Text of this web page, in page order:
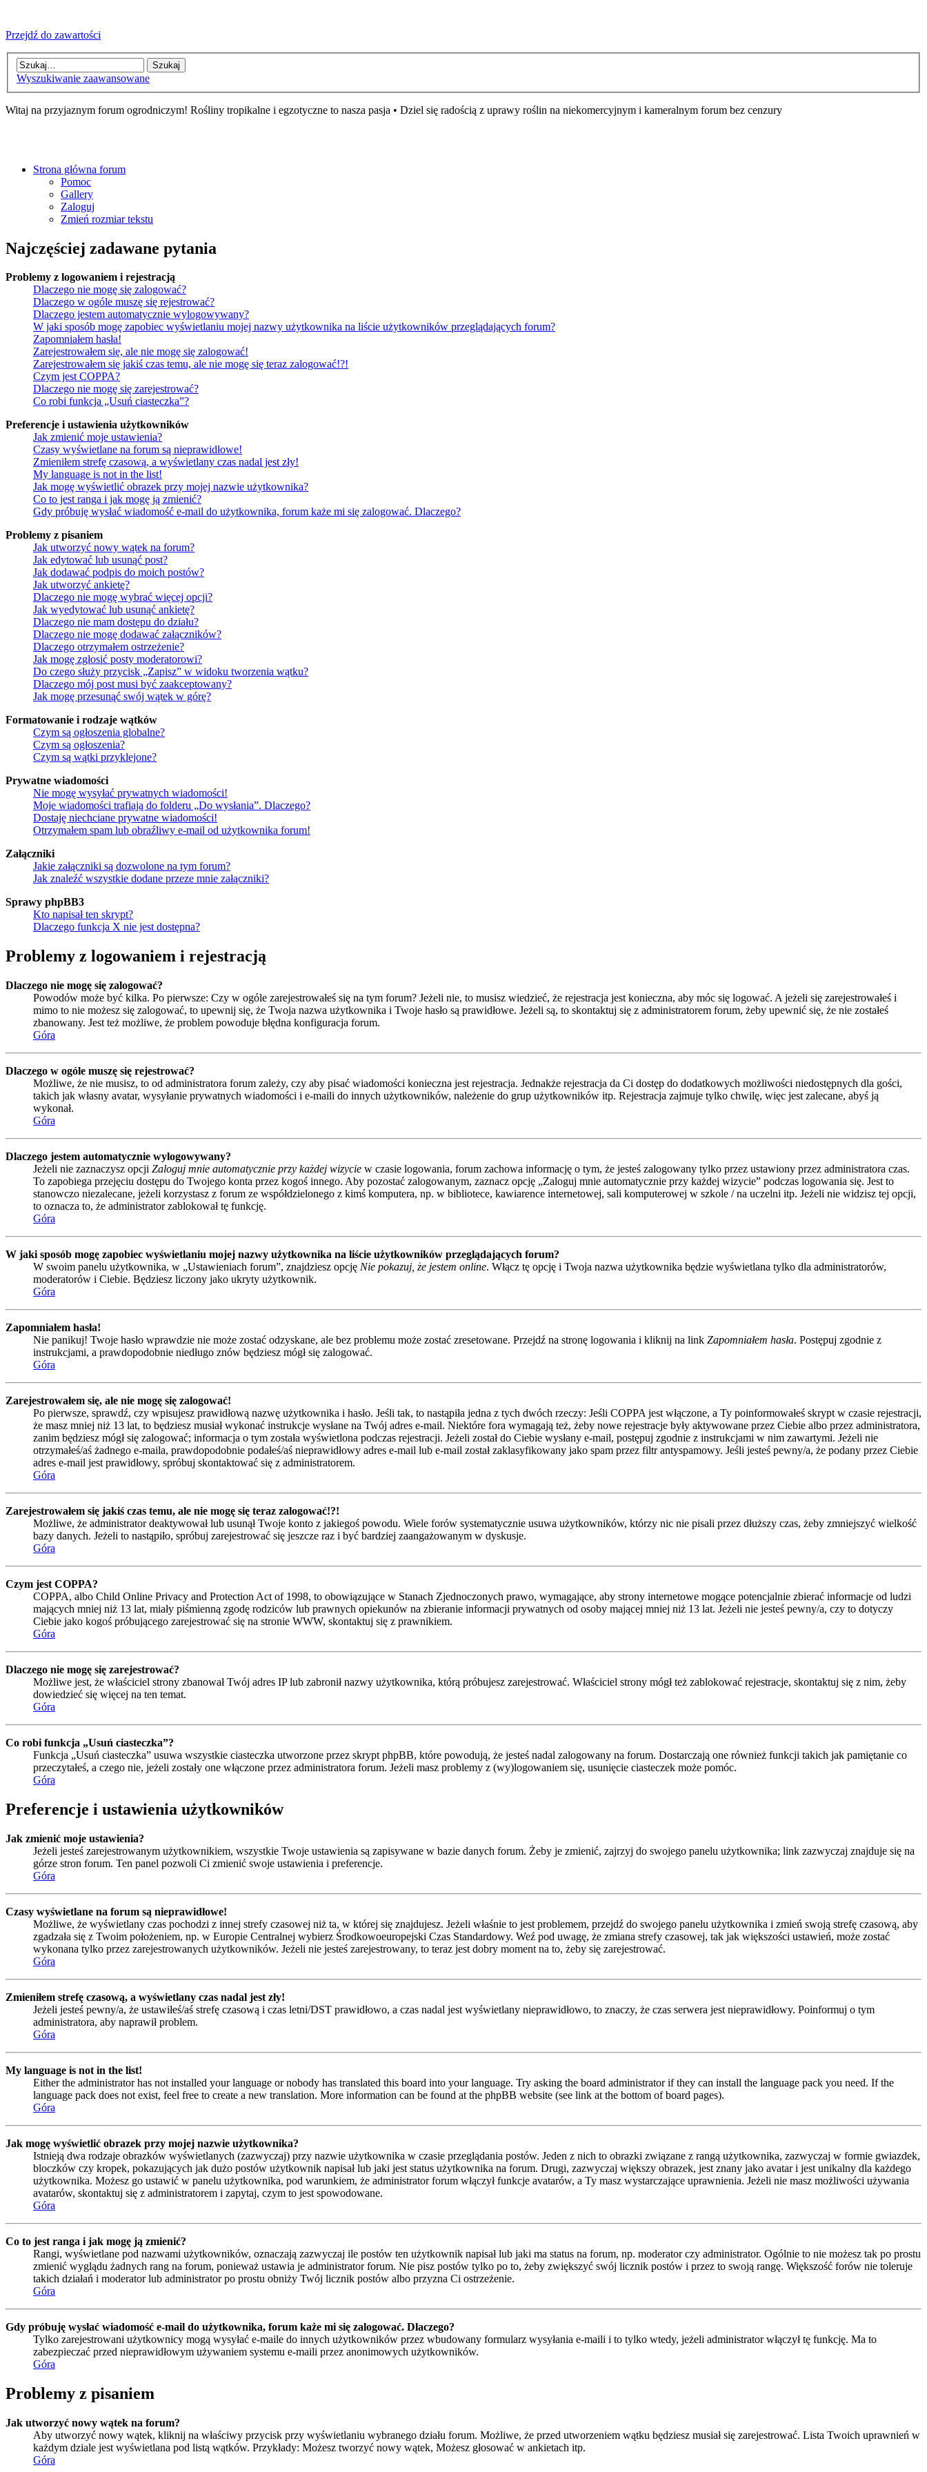
Przejdź do zawartości
Wyszukiwanie zaawansowane
Witaj na przyjaznym forum ogrodniczym! Rośliny tropikalne i egzotyczne to nasza pasja • Dziel się radością z uprawy roślin na niekomercyjnym i kameralnym forum bez cenzury
Strona główna forum
Pomoc
Gallery
Zaloguj
Zmień rozmiar tekstu
Najczęściej zadawane pytania
Problemy z logowaniem i rejestracją
Dlaczego nie mogę się zalogować?
Dlaczego w ogóle muszę się rejestrować?
Dlaczego jestem automatycznie wylogowywany?
W jaki sposób mogę zapobiec wyświetlaniu mojej nazwy użytkownika na liście użytkowników przeglądających forum?
Zapomniałem hasła!
Zarejestrowałem się, ale nie mogę się zalogować!
Zarejestrowałem się jakiś czas temu, ale nie mogę się teraz zalogować!?!
Czym jest COPPA?
Dlaczego nie mogę się zarejestrować?
Co robi funkcja „Usuń ciasteczka”?
Preferencje i ustawienia użytkowników
Jak zmienić moje ustawienia?
Czasy wyświetlane na forum są nieprawidłowe!
Zmieniłem strefę czasową, a wyświetlany czas nadal jest zły!
My language is not in the list!
Jak mogę wyświetlić obrazek przy mojej nazwie użytkownika?
Co to jest ranga i jak mogę ją zmienić?
Gdy próbuję wysłać wiadomość e-mail do użytkownika, forum każe mi się zalogować. Dlaczego?
Problemy z pisaniem
Jak utworzyć nowy wątek na forum?
Jak edytować lub usunąć post?
Jak dodawać podpis do moich postów?
Jak utworzyć ankietę?
Dlaczego nie mogę wybrać więcej opcji?
Jak wyedytować lub usunąć ankietę?
Dlaczego nie mam dostępu do działu?
Dlaczego nie mogę dodawać załączników?
Dlaczego otrzymałem ostrzeżenie?
Jak mogę zgłosić posty moderatorowi?
Do czego służy przycisk „Zapisz” w widoku tworzenia wątku?
Dlaczego mój post musi być zaakceptowany?
Jak mogę przesunąć swój wątek w górę?
Formatowanie i rodzaje wątków
Czym są ogłoszenia globalne?
Czym są ogłoszenia?
Czym są wątki przyklejone?
Prywatne wiadomości
Nie mogę wysyłać prywatnych wiadomości!
Moje wiadomości trafiają do folderu „Do wysłania”. Dlaczego?
Dostaję niechciane prywatne wiadomości!
Otrzymałem spam lub obraźliwy e-mail od użytkownika forum!
Załączniki
Jakie załączniki są dozwolone na tym forum?
Jak znaleźć wszystkie dodane przeze mnie załączniki?
Sprawy phpBB3
Kto napisał ten skrypt?
Dlaczego funkcja X nie jest dostępna?
Problemy z logowaniem i rejestracją
Dlaczego nie mogę się zalogować?
Powodów może być kilka. Po pierwsze: Czy w ogóle zarejestrowałeś się na tym forum? Jeżeli nie, to musisz wiedzieć, że rejestracja jest konieczna, aby móc się logować. A jeżeli się zarejestrowałeś i
mimo to nie możesz się zalogować, to upewnij się, że Twoja nazwa użytkownika i Twoje hasło są prawidłowe. Jeżeli są, to skontaktuj się z administratorem forum, żeby upewnić się, że nie zostałeś
zbanowany. Jest też możliwe, że problem powoduje błędna konfiguracja forum.
Góra
Dlaczego w ogóle muszę się rejestrować?
Możliwe, że nie musisz, to od administratora forum zależy, czy aby pisać wiadomości konieczna jest rejestracja. Jednakże rejestracja da Ci dostęp do dodatkowych możliwości niedostępnych dla gości,
takich jak własny avatar, wysyłanie prywatnych wiadomości i e-maili do innych użytkowników, należenie do grup użytkowników itp. Rejestracja zajmuje tylko chwilę, więc jest zalecane, abyś ją
wykonał.
Góra
Dlaczego jestem automatycznie wylogowywany?
Jeżeli nie zaznaczysz opcji Zaloguj mnie automatycznie przy każdej wizycie w czasie logowania, forum zachowa informację o tym, że jesteś zalogowany tylko przez ustawiony przez administratora czas.
To zapobiega przejęciu dostępu do Twojego konta przez kogoś innego. Aby pozostać zalogowanym, zaznacz opcję „Zaloguj mnie automatycznie przy każdej wizycie” podczas logowania się. Jest to
stanowczo niezalecane, jeżeli korzystasz z forum ze współdzielonego z kimś komputera, np. w bibliotece, kawiarence internetowej, sali komputerowej w szkole / na uczelni itp. Jeżeli nie widzisz tej opcji,
to oznacza to, że administrator zablokował tę funkcję.
Góra
W jaki sposób mogę zapobiec wyświetlaniu mojej nazwy użytkownika na liście użytkowników przeglądających forum?
W swoim panelu użytkownika, w „Ustawieniach forum”, znajdziesz opcję Nie pokazuj, że jestem online. Włącz tę opcję i Twoja nazwa użytkownika będzie wyświetlana tylko dla administratorów,
moderatorów i Ciebie. Będziesz liczony jako ukryty użytkownik.
Góra
Zapomniałem hasła!
Nie panikuj! Twoje hasło wprawdzie nie może zostać odzyskane, ale bez problemu może zostać zresetowane. Przejdź na stronę logowania i kliknij na link Zapomniałem hasła. Postępuj zgodnie z
instrukcjami, a prawdopodobnie niedługo znów będziesz mógł się zalogować.
Góra
Zarejestrowałem się, ale nie mogę się zalogować!
Po pierwsze, sprawdź, czy wpisujesz prawidłową nazwę użytkownika i hasło. Jeśli tak, to nastąpiła jedna z tych dwóch rzeczy: Jeśli COPPA jest włączone, a Ty poinformowałeś skrypt w czasie rejestracji,
że masz mniej niż 13 lat, to będziesz musiał wykonać instrukcje wysłane na Twój adres e-mail. Niektóre fora wymagają też, żeby nowe rejestracje były aktywowane przez Ciebie albo przez administratora,
zanim będziesz mógł się zalogować; informacja o tym została wyświetlona podczas rejestracji. Jeżeli został do Ciebie wysłany e-mail, postępuj zgodnie z instrukcjami w nim zawartymi. Jeżeli nie
otrzymałeś/aś żadnego e-maila, prawdopodobnie podałeś/aś nieprawidłowy adres e-mail lub e-mail został zaklasyfikowany jako spam przez filtr antyspamowy. Jeśli jesteś pewny/a, że podany przez Ciebie
adres e-mail jest prawidłowy, spróbuj skontaktować się z administratorem.
Góra
Zarejestrowałem się jakiś czas temu, ale nie mogę się teraz zalogować!?!
Możliwe, że administrator deaktywował lub usunął Twoje konto z jakiegoś powodu. Wiele forów systematycznie usuwa użytkowników, którzy nic nie pisali przez dłuższy czas, żeby zmniejszyć wielkość
bazy danych. Jeżeli to nastąpiło, spróbuj zarejestrować się jeszcze raz i być bardziej zaangażowanym w dyskusje.
Góra
Czym jest COPPA?
COPPA, albo Child Online Privacy and Protection Act of 1998, to obowiązujące w Stanach Zjednoczonych prawo, wymagające, aby strony internetowe mogące potencjalnie zbierać informacje od ludzi
mających mniej niż 13 lat, miały piśmienną zgodę rodziców lub prawnych opiekunów na zbieranie informacji prywatnych od osoby mającej mniej niż 13 lat. Jeżeli nie jesteś pewny/a, czy to dotyczy
Ciebie jako kogoś próbującego zarejestrować się na stronie WWW, skontaktuj się z prawnikiem.
Góra
Dlaczego nie mogę się zarejestrować?
Możliwe jest, że właściciel strony zbanował Twój adres IP lub zabronił nazwy użytkownika, którą próbujesz zarejestrować. Właściciel strony mógł też zablokować rejestracje, skontaktuj się z nim, żeby
dowiedzieć się więcej na ten temat.
Góra
Co robi funkcja „Usuń ciasteczka”?
Funkcja „Usuń ciasteczka” usuwa wszystkie ciasteczka utworzone przez skrypt phpBB, które powodują, że jesteś nadal zalogowany na forum. Dostarczają one również funkcji takich jak pamiętanie co
przeczytałeś, a czego nie, jeżeli zostały one włączone przez administratora forum. Jeżeli masz problemy z (wy)logowaniem się, usunięcie ciasteczek może pomóc.
Góra
Preferencje i ustawienia użytkowników
Jak zmienić moje ustawienia?
Jeżeli jesteś zarejestrowanym użytkownikiem, wszystkie Twoje ustawienia są zapisywane w bazie danych forum. Żeby je zmienić, zajrzyj do swojego panelu użytkownika; link zazwyczaj znajduje się na
górze stron forum. Ten panel pozwoli Ci zmienić swoje ustawienia i preferencje.
Góra
Czasy wyświetlane na forum są nieprawidłowe!
Możliwe, że wyświetlany czas pochodzi z innej strefy czasowej niż ta, w której się znajdujesz. Jeżeli właśnie to jest problemem, przejdź do swojego panelu użytkownika i zmień swoją strefę czasową, aby
zgadzała się z Twoim położeniem, np. w Europie Centralnej wybierz Środkowoeuropejski Czas Standardowy. Weź pod uwagę, że zmiana strefy czasowej, tak jak większości ustawień, może zostać
wykonana tylko przez zarejestrowanych użytkowników. Jeżeli nie jesteś zarejestrowany, to teraz jest dobry moment na to, żeby się zarejestrować.
Góra
Zmieniłem strefę czasową, a wyświetlany czas nadal jest zły!
Jeżeli jesteś pewny/a, że ustawiłeś/aś strefę czasową i czas letni/DST prawidłowo, a czas nadal jest wyświetlany nieprawidłowo, to znaczy, że czas serwera jest nieprawidłowy. Poinformuj o tym
administratora, aby naprawił problem.
Góra
My language is not in the list!
Either the administrator has not installed your language or nobody has translated this board into your language. Try asking the board administrator if they can install the language pack you need. If the
language pack does not exist, feel free to create a new translation. More information can be found at the phpBB website (see link at the bottom of board pages).
Góra
Jak mogę wyświetlić obrazek przy mojej nazwie użytkownika?
Istnieją dwa rodzaje obrazków wyświetlanych (zazwyczaj) przy nazwie użytkownika w czasie przeglądania postów. Jeden z nich to obrazki związane z rangą użytkownika, zazwyczaj w formie gwiazdek,
bloczków czy kropek, pokazujących jak dużo postów użytkownik napisał lub jaki jest status użytkownika na forum. Drugi, zazwyczaj większy obrazek, jest znany jako avatar i jest unikalny dla każdego
użytkownika. Możesz go ustawić w panelu użytkownika, pod warunkiem, że administrator forum włączył funkcje avatarów, a Ty masz wystarczające uprawnienia. Jeżeli nie masz możliwości używania
avatarów, skontaktuj się z administratorem i zapytaj, czym to jest spowodowane.
Góra
Co to jest ranga i jak mogę ją zmienić?
Rangi, wyświetlane pod nazwami użytkowników, oznaczają zazwyczaj ile postów ten użytkownik napisał lub jaki ma status na forum, np. moderator czy administrator. Ogólnie to nie możesz tak po prostu
zmienić wyglądu żadnych rang na forum, ponieważ ustawia je administrator forum. Nie pisz postów tylko po to, żeby zwiększyć swój licznik postów i przez to swoją rangę. Większość forów nie toleruje
takich działań i moderator lub administrator po prostu obniży Twój licznik postów albo przyzna Ci ostrzeżenie.
Góra
Gdy próbuję wysłać wiadomość e-mail do użytkownika, forum każe mi się zalogować. Dlaczego?
Tylko zarejestrowani użytkownicy mogą wysyłać e-maile do innych użytkowników przez wbudowany formularz wysyłania e-maili i to tylko wtedy, jeżeli administrator włączył tę funkcję. Ma to
zabezpieczać przed nieprawidłowym używaniem systemu e-maili przez anonimowych użytkowników.
Góra
Problemy z pisaniem
Jak utworzyć nowy wątek na forum?
Aby utworzyć nowy wątek, kliknij na właściwy przycisk przy wyświetlaniu wybranego działu forum. Możliwe, że przed utworzeniem wątku będziesz musiał się zarejestrować. Lista Twoich uprawnień w
każdym dziale jest wyświetlana pod listą wątków. Przykłady: Możesz tworzyć nowy wątek, Możesz głosować w ankietach itp.
Góra